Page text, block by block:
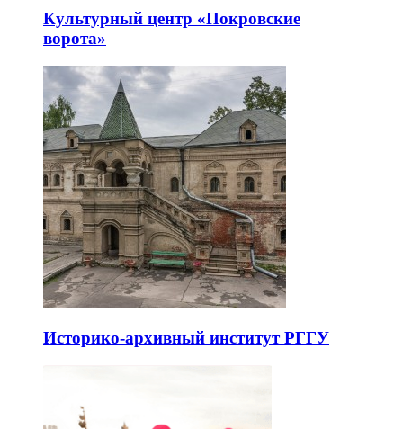
Культурный центр «Покровские
ворота»
Историко-архивный институт РГГУ